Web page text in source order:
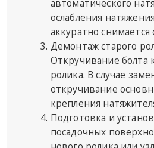
автоматического
ослабления
аккуратно
Демонтаж старого
Откручивание болта
ролика. В случае
откручивание
крепления
Подготовка и
посадочных